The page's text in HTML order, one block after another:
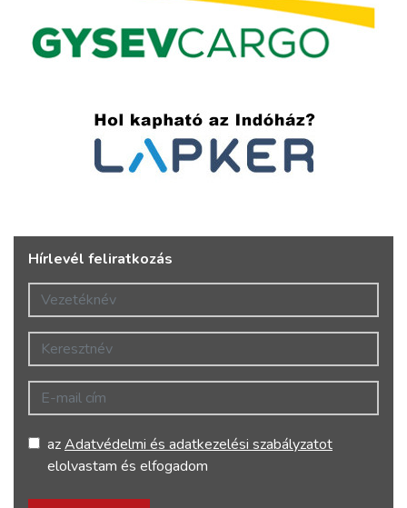
Hírlevél feliratkozás
Vezetéknév
Keresztnév
E-mail cím
azAdatvédelmi és adatkezelési szabályzatot
elolvastam és elfogadom